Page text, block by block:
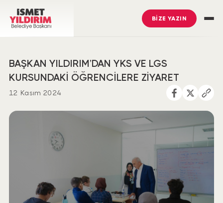
İsmet Yıldırım ’ı Takip Edin
BİZE YAZIN
12 Kasım 2024
BAŞKAN YILDIRIM’DAN YKS VE LGS
KURSUNDAKİ ÖĞRENCİLERE ZİYARET